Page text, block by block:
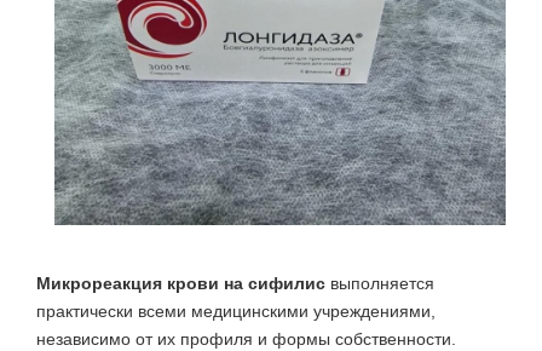
Микрореакция крови на сифилис выполняется
практически всеми медицинскими учреждениями,
независимо от их профиля и формы собственности.